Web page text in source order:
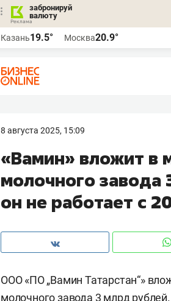
забронируй
валюту
Казань19.5° Москва20.9°
8 августа 2025, 15:09
«Вамин» вложит в
молочного завода
он не работает с
ООО «ПО „Вамин Татарстан“»
молочного завода 3 млрд